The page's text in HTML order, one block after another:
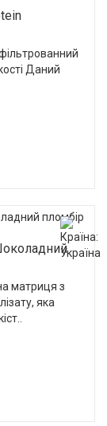
Даний
матриця з
яка